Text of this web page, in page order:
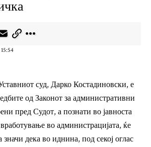
суд, Дарко Костадиновски, е
од Законот за административни
пред Судот, а познати во јавноста
во администрацијата, ќе
дека во иднина, под секој оглас